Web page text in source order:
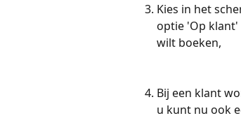
Kies in het
optie 'Op klant'
wilt boeken,
Bij een klant
u kunt nu ook